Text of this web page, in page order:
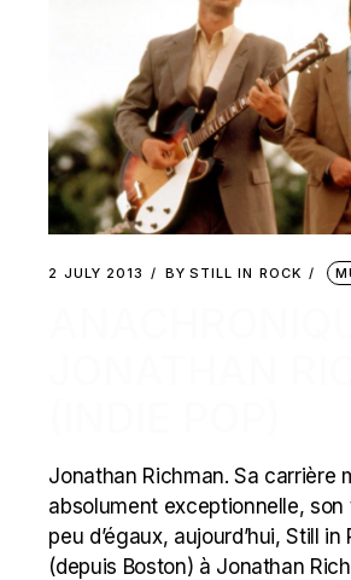
2 JULY 2013 BY STILL IN ROCK
Jonathan Richman. Sa carrière
absolument exceptionnelle, son
peu d’égaux, aujourd’hui, Still in
(depuis Boston) à Jonathan